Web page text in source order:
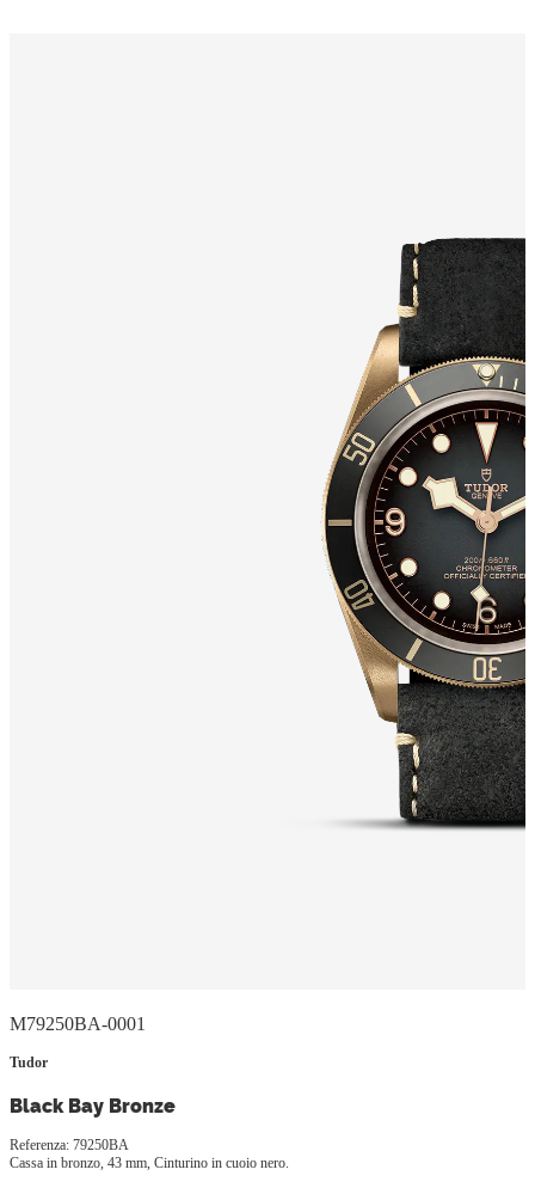
M79250BA-0001
Tudor
Black Bay Bronze
Referenza: 79250BA
Cassa in bronzo, 43 mm, Cinturino in cuoio nero.